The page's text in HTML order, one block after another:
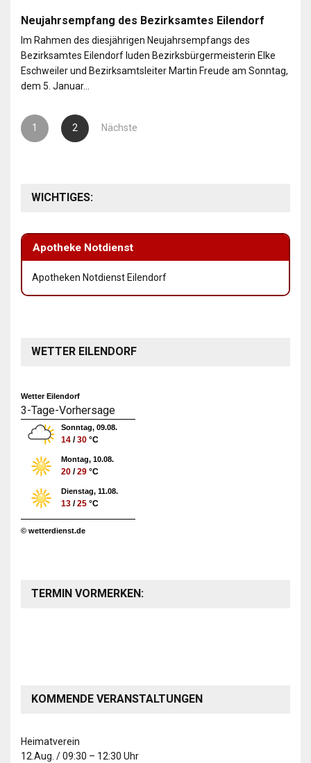
Neujahrsempfang des Bezirksamtes Eilendorf
Im Rahmen des diesjährigen Neujahrsempfangs des
Bezirksamtes Eilendorf luden Bezirksbürgermeisterin Elke
Eschweiler und Bezirksamtsleiter Martin Freude am Sonntag,
dem 5. Januar…
Seitennummerierung
der
1 2 Nächste
WICHTIGES:
Apotheke Notdienst
Apotheken Notdienst Eilendorf
WETTER EILENDORF
Wetter Eilendorf
3-Tage-Vorhersage
Sonntag, 09.08.
14 /30 °C
Montag, 10.08.
20 /29 °C
Dienstag, 11.08.
13 /25 °C
© wetterdienst.de
TERMIN VORMERKEN:
KOMMENDE VERANSTALTUNGEN
Heimatverein
12.Aug. /09:30 – 12:30 Uhr